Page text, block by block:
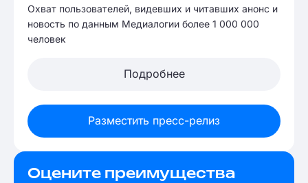
Охват пользователей, видевших и читавших анонс и
новость по данным Медиалогии более 1 000 000
человек
Подробнее
Разместить пресс-релиз
Оцените преимущества